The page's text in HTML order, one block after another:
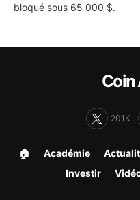
bloqué sous 65 000 $.
Coin
201K
🏠︎ Académie
Investir